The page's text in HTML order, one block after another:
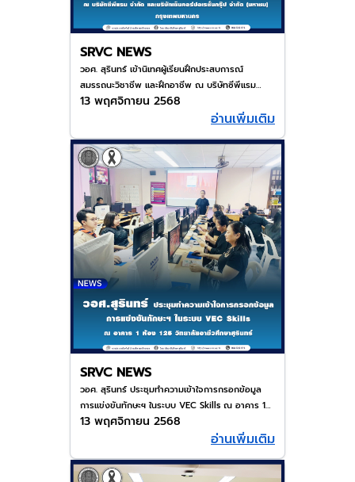
SRVC NEWS
วอศ. สุรินทร์ เข้านิเทศผู้เรียนฝึกประสบการณ์
สมรรถนะวิชาชีพ และฝึกอาชีพ ณ บริษัทซีพีแรม
จำกัด และบริษัทเซ็นคอร์ปอเรชั่นกรุ๊ป จำกัด (มหาชน)
13 พฤศจิกายน 2568
อ่านเพิ่มเติม
SRVC NEWS
วอศ. สุรินทร์ ประชุมทำความเข้าใจการกรอกข้อมูล
การแข่งขันทักษะฯ ในระบบ VEC Skills ณ อาคาร 1
ห้อง 125 วิทยาลัยอาชีวศึกษาสุรินทร์
13 พฤศจิกายน 2568
อ่านเพิ่มเติม